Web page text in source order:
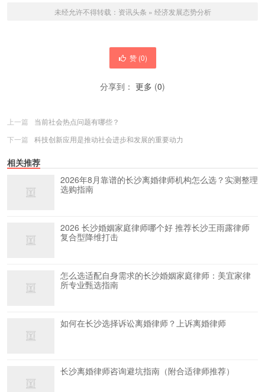
未经允许不得转载： 资讯头条 » 经济发展态势分析
赞 (0)
分享到： 更多 (0)
上一篇
当前社会热点问题有哪些？
下一篇
科技创新应用是推动社会进步和发展的重要动力
相关推荐
2026年8月靠谱的长沙离婚律师机构怎么选？实测整理
选购指南
2026 长沙婚姻家庭律师哪个好 推荐长沙王雨露律师
复合型降维打击
怎么选适配自身需求的长沙婚姻家庭律师：美宜家律
所专业甄选指南
如何在长沙选择诉讼离婚律师？上诉离婚律师
长沙离婚律师咨询避坑指南（附合适律师推荐）